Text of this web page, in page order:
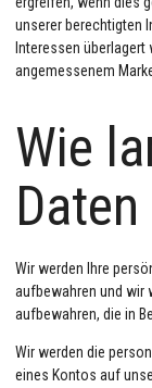
unserer berechtigten
Interessen überlagert
angemessenem
Wie
Wir werden Ihre
aufbewahren und wir
aufbewahren, die in
Wir werden die
eines Kontos auf